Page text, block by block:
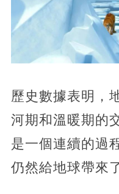
歷史數據表明，
河期和溫暖期的
是一個連續的過
仍然給地球帶來